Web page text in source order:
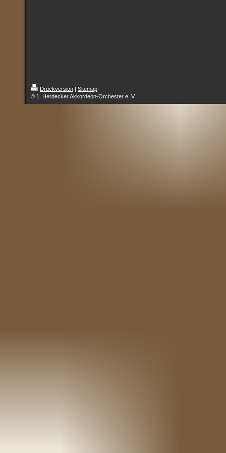
Druckversion | Sitemap
© 1. Herdecker Akkordeon-Orchester e. V.